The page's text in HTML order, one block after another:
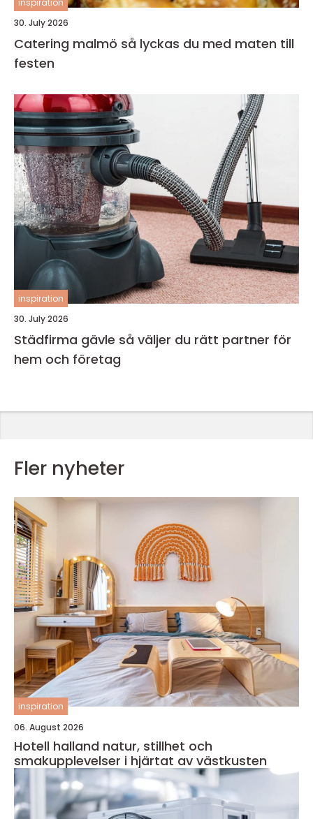
inspiration
30. July 2026
Catering malmö så lyckas du med maten till
festen
inspiration
30. July 2026
Städfirma gävle så väljer du rätt partner för
hem och företag
Fler nyheter
inspiration
06. August 2026
Hotell halland natur, stillhet och
smakupplevelser i hjärtat av västkusten